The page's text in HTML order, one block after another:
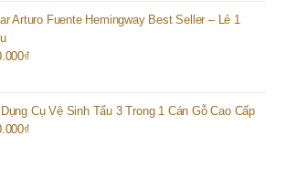
Arturo Fuente Hemingway Best Seller – Lẻ 1
₫
Cụ Vệ Sinh Tẩu 3 Trong 1 Cán Gỗ Cao Cấp
₫